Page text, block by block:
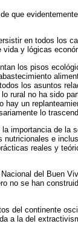
que
en todos los
y lógicas
los pisos
los asuntos
rural no ha sido
un
lo
importancia de la
e
reales y
del Buen
no se han
del continente
a la del